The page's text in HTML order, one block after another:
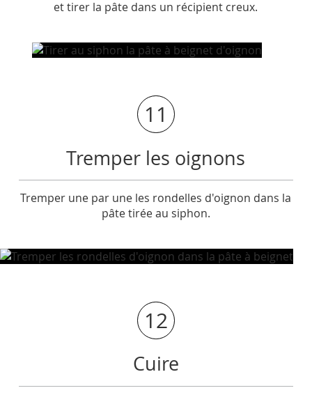
et tirer la pâte dans un récipient creux.
11
Tremper les oignons
Tremper une par une les rondelles d'oignon dans la
pâte tirée au siphon.
12
Cuire